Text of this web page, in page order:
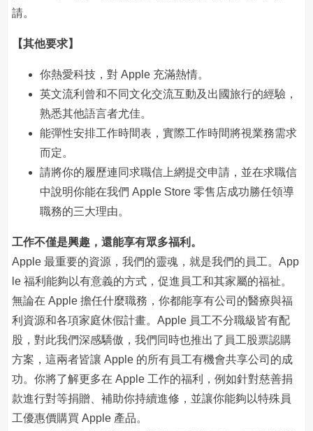
請。
【其他要求】
你熱愛科技，對 Apple 充滿熱情。
英文流利曾和不同文化交流互動及出國旅行的經驗，
熟悉其他語言者尤佳。
能彈性安排工作時間表，實際工作時間將視業務需求
而定。
請將你的履歷連同求職信上網提交申請，並在求職信
中說明你能在我們 Apple Store 零售店成功勝任領導
職務的三大理由。
工作不僅是興趣，還能享有眾多福利。
Apple 最重要的資源，我們的靈魂，就是我們的員工。App
le 福利能夠以有意義的方式，促進員工和其家屬的福祉。
無論在 Apple 擔任什麼職務，你都能享有公司的醫療與福
利資源和各項家庭休假計畫。Apple 員工不分職級皆有配
股，對此我們深感驕傲，我們同時也推出了員工股票認購
方案，這兩者皆讓 Apple 的所有員工有機會共享公司的成
功。你將了解更多在 Apple 工作的福利，例如針對慈善捐
款進行對等捐贈、補助你持續進修，並讓你能夠以特殊員
工優惠價購買 Apple 產品。